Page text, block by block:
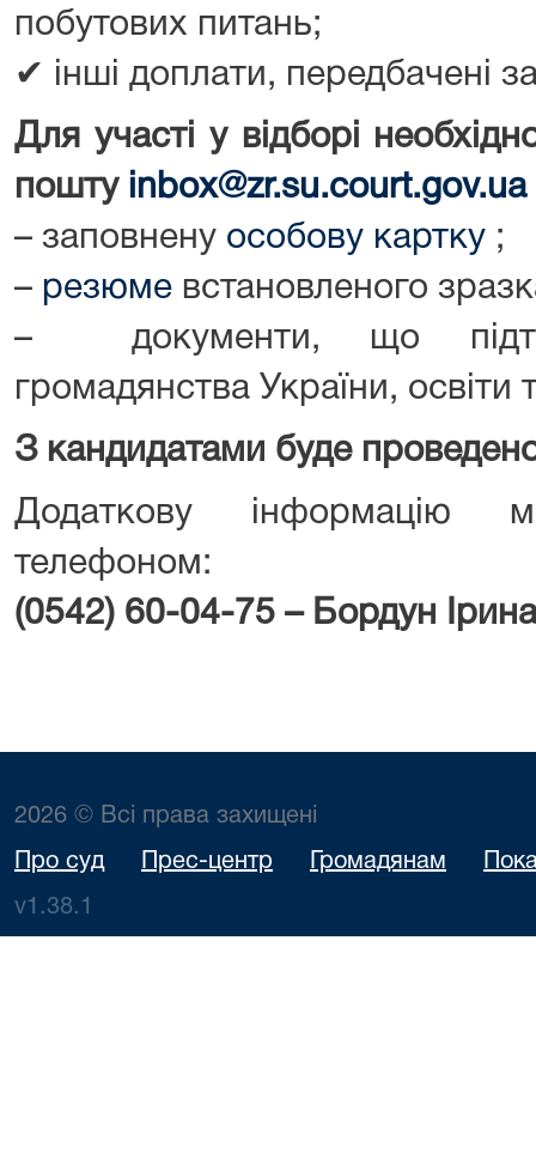
побутових питань;
✔ інші доплати, передбачені
Для участі у відборі
пошту
inbox@zr.su.court.gov.ua
– заповнену особову картку ;
– резюме встановленого
– документи, що
громадянства України, освіти
З кандидатами буде проведено
Додаткову інформацію
телефоном:
(0542) 60-04-75 – Бордун Ірина
2026 © Всі права захищені
Про суд Прес-центр Громадянам
v1.38.1